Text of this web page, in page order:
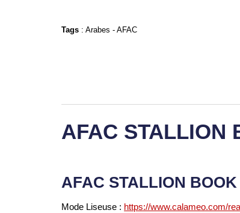
Tags :Arabes -AFAC
AFAC STALLION
AFAC STALLION BOOK
Mode Liseuse : https://www.calameo.com/